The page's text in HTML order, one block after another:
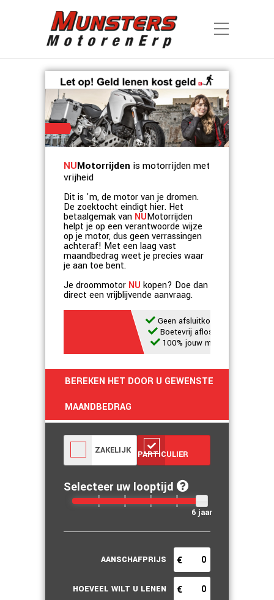
NUMotorrijden is motorrijden met
vrijheid
Dit is 'm, de motor van je dromen.
De zoektocht eindigt hier. Het
betaalgemak van NUMotorrijden
helpt je op een verantwoorde wijze
op je motor, dus geen verrassingen
achteraf! Met een laag vast
maandbedrag weet je precies waar
je aan toe bent.
Je droommotor NU kopen? Doe dan
direct een vrijblijvende aanvraag.
Geen afsluitkosten
Boetevrij aflossen
100% jouw motor
BEREKEN HET DOOR U GEWENSTE
MAANDBEDRAG
PARTICULIER
ZAKELIJK
Selecteer uw looptijd
6 jaar